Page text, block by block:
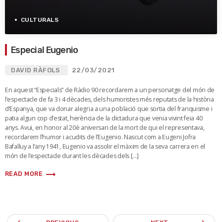
CULTURALS
Especial Eugenio
DAVID RÀFOLS 22/03/2021
En aquest “Especials” de Ràdio 90 recordarem a un personatge del món de
l’espectacle de fa 3 i 4 dècades, dels humoristes més reputats de la història
d’Espanya, que va donar alegria a una població que sortia del franquisme i
patia algun cop d’estat, herència de la dictadura que venia vivint feia 40
anys. Avui, en honor al 20è aniversari de la mort de qui el representava,
recordarem l’humor i acudits de l’Eugenio. Nascut com a Eugeni Jofra
Bafalluy a l’any 1941, Eugenio va assolir el màxim de la seva carrera en el
món de l’espectacle durant les dècades dels […]
READ MORE trending_flat